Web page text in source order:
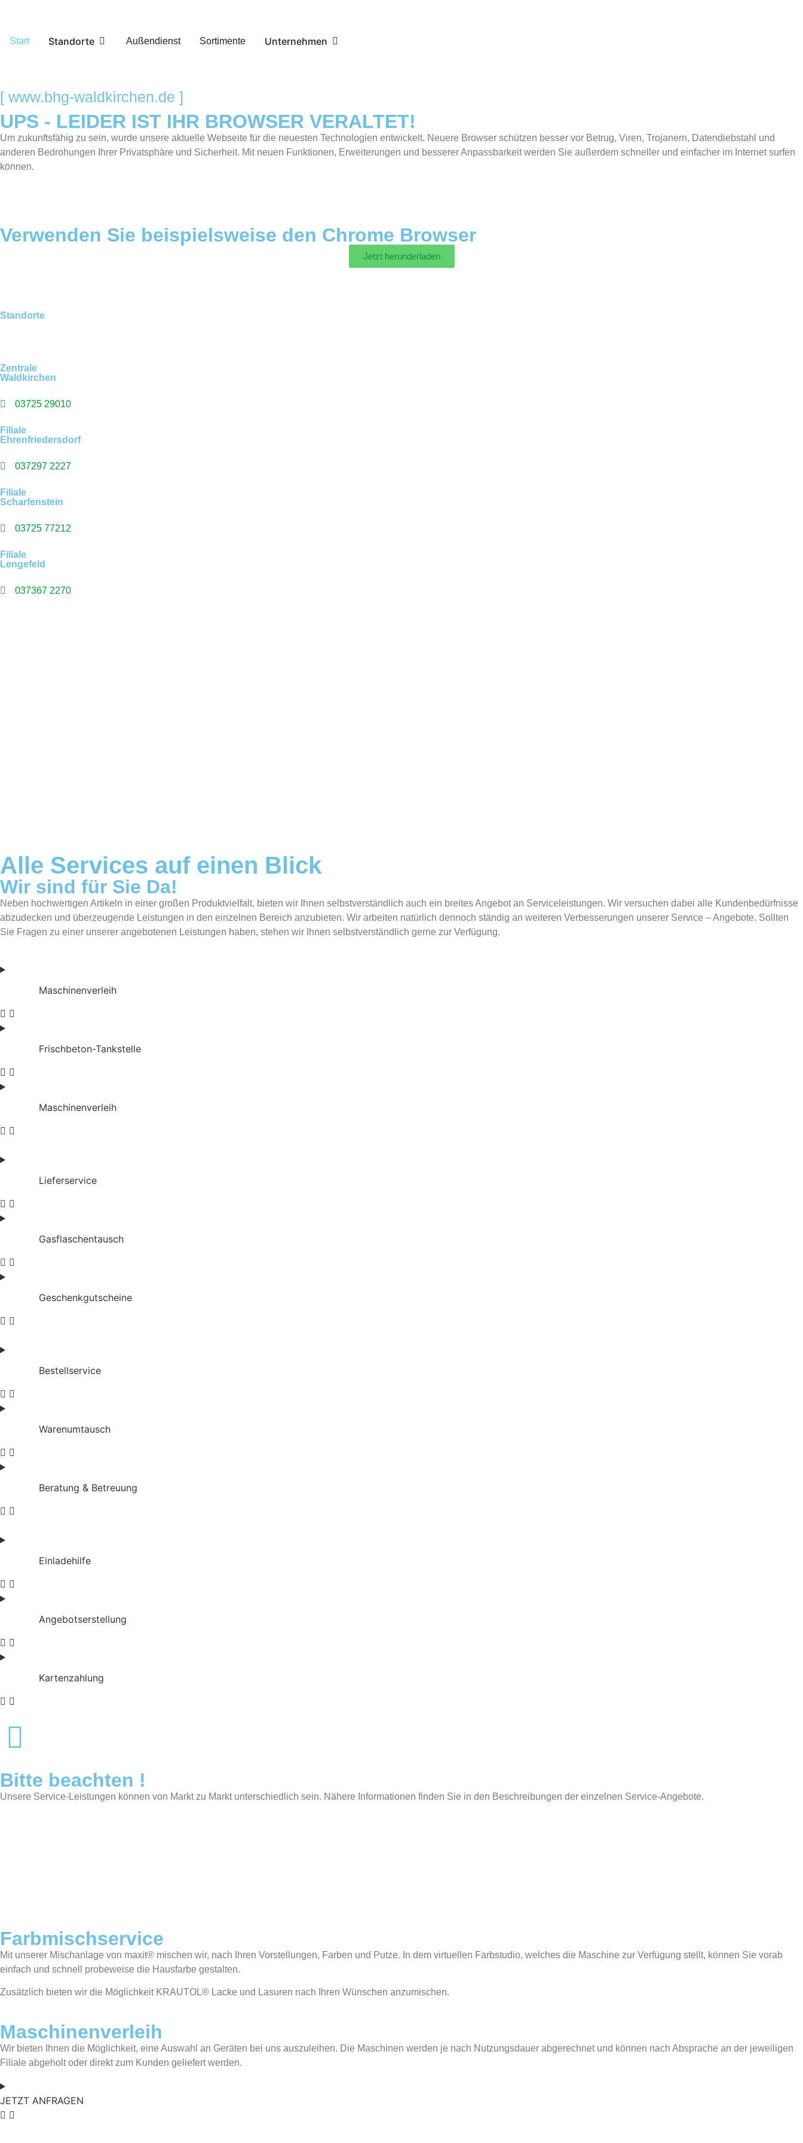
Start Standorte Außendienst Sortimente Unternehmen
[ www.bhg-waldkirchen.de ]
UPS - LEIDER IST IHR BROWSER VERALTET!
Um zukunftsfähig zu sein, wurde unsere aktuelle Webseite für die neuesten Technologien entwickelt. Neuere Browser schützen besser vor Betrug, Viren, Trojanern, Datendiebstahl und
anderen Bedrohungen Ihrer Privatsphäre und Sicherheit. Mit neuen Funktionen, Erweiterungen und besserer Anpassbarkeit werden Sie außerdem schneller und einfacher im Internet surfen
können.
Verwenden Sie beispielsweise den Chrome Browser
Jetzt herunderladen
Ihr Ansprechpartner für Bau, Haus und Garten.
Ihr Ansprechpartner für Bau, Haus und Garten.
Ihr Ansprechpartner für Bau, Haus und Garten.
Ihr Ansprechpartner für Bau, Haus und Garten.
Ihr Ansprechpartner für Bau, Haus und Garten.
Standorte
Zentrale
Waldkirchen
03725 29010
Filiale
Ehrenfriedersdorf
037297 2227
Filiale
Scharfenstein
03725 77212
Filiale
Lengefeld
037367 2270
Alle Services auf einen Blick
Wir sind für Sie Da!
Neben hochwertigen Artikeln in einer großen Produktvielfalt, bieten wir Ihnen selbstverständlich auch ein breites Angebot an Serviceleistungen. Wir versuchen dabei alle Kundenbedürfnisse
abzudecken und überzeugende Leistungen in den einzelnen Bereich anzubieten. Wir arbeiten natürlich dennoch ständig an weiteren Verbesserungen unserer Service – Angebote. Sollten
Sie Fragen zu einer unserer angebotenen Leistungen haben, stehen wir Ihnen selbstverständlich gerne zur Verfügung.
Maschinenverleih
Frischbeton-Tankstelle
Maschinenverleih
Lieferservice
Gasflaschentausch
Geschenkgutscheine
Bestellservice
Warenumtausch
Beratung & Betreuung
Einladehilfe
Angebotserstellung
Kartenzahlung
Bitte beachten !
Unsere Service-Leistungen können von Markt zu Markt unterschiedlich sein. Nähere Informationen finden Sie in den Beschreibungen der einzelnen Service-Angebote.
Farbmischservice
Mit unserer Mischanlage von maxit® mischen wir, nach Ihren Vorstellungen, Farben und Putze. In dem virtuellen Farbstudio, welches die Maschine zur Verfügung stellt, können Sie vorab
einfach und schnell probeweise die Hausfarbe gestalten.
Zusätzlich bieten wir die Möglichkeit KRAUTOL® Lacke und Lasuren nach Ihren Wünschen anzumischen.
Maschinenverleih
Wir bieten Ihnen die Möglichkeit, eine Auswahl an Geräten bei uns auszuleihen. Die Maschinen werden je nach Nutzungsdauer abgerechnet und können nach Absprache an der jeweiligen
Filiale abgeholt oder direkt zum Kunden geliefert werden.
JETZT ANFRAGEN